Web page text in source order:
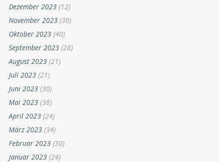
Dezember 2023 (12)
November 2023 (30)
Oktober 2023 (40)
September 2023 (28)
August 2023 (21)
Juli 2023 (21)
Juni 2023 (30)
Mai 2023 (36)
April 2023 (24)
März 2023 (34)
Februar 2023 (30)
Januar 2023 (24)